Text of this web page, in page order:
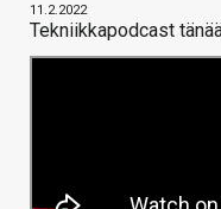
11.2.2022
Tekniikkapodcast